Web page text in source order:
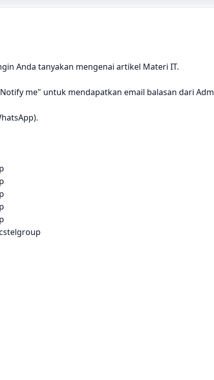
Anda tanyakan mengenai artikel Materi IT.
me" untuk mendapatkan email balasan dari